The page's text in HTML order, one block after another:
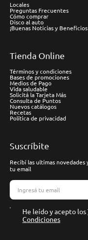
Locales
Preguntas Frecuentes
Cómo comprar
Disco al auto
¡Buenas Noticias y
Tienda Online
Términos y condiciones
Bases de promociones
Medios de Pago
Vida saludable
Solicitá la Tarjeta Más
Consulta de Puntos
Nuevos catálogos
Recetas
Política de privacidad
Suscríbite
Recibí las ultimas
tu email
He leído y acepto los
Condiciones